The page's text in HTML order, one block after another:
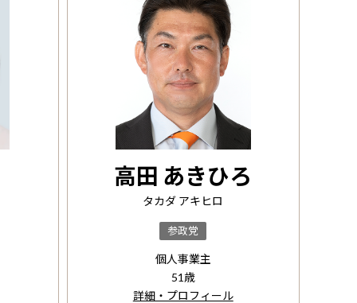
高田 あきひろ
タカダ アキヒロ
参政党
個人事業主
51歳
詳細・プロフィール